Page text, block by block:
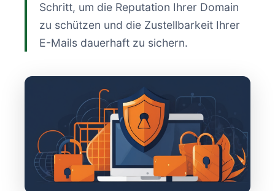
Schritt, um die Reputation Ihrer Domain
zu schützen und die Zustellbarkeit Ihrer
E-Mails dauerhaft zu sichern.